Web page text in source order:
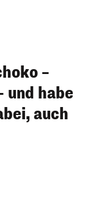
–
und habe
auch